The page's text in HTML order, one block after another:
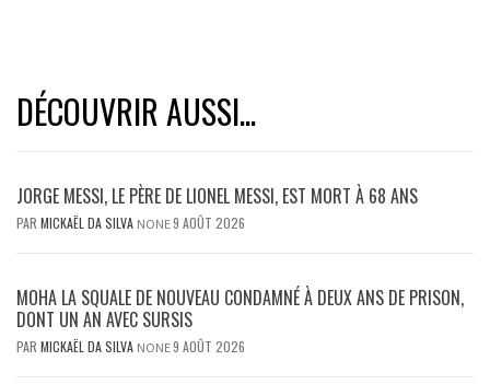
DÉCOUVRIR AUSSI...
JORGE MESSI, LE PÈRE DE LIONEL MESSI, EST MORT À 68 ANS
PAR MICKAËL DA SILVA NONE9 AOÛT 2026
MOHA LA SQUALE DE NOUVEAU CONDAMNÉ À DEUX ANS DE PRISON,
DONT UN AN AVEC SURSIS
PAR MICKAËL DA SILVA NONE9 AOÛT 2026